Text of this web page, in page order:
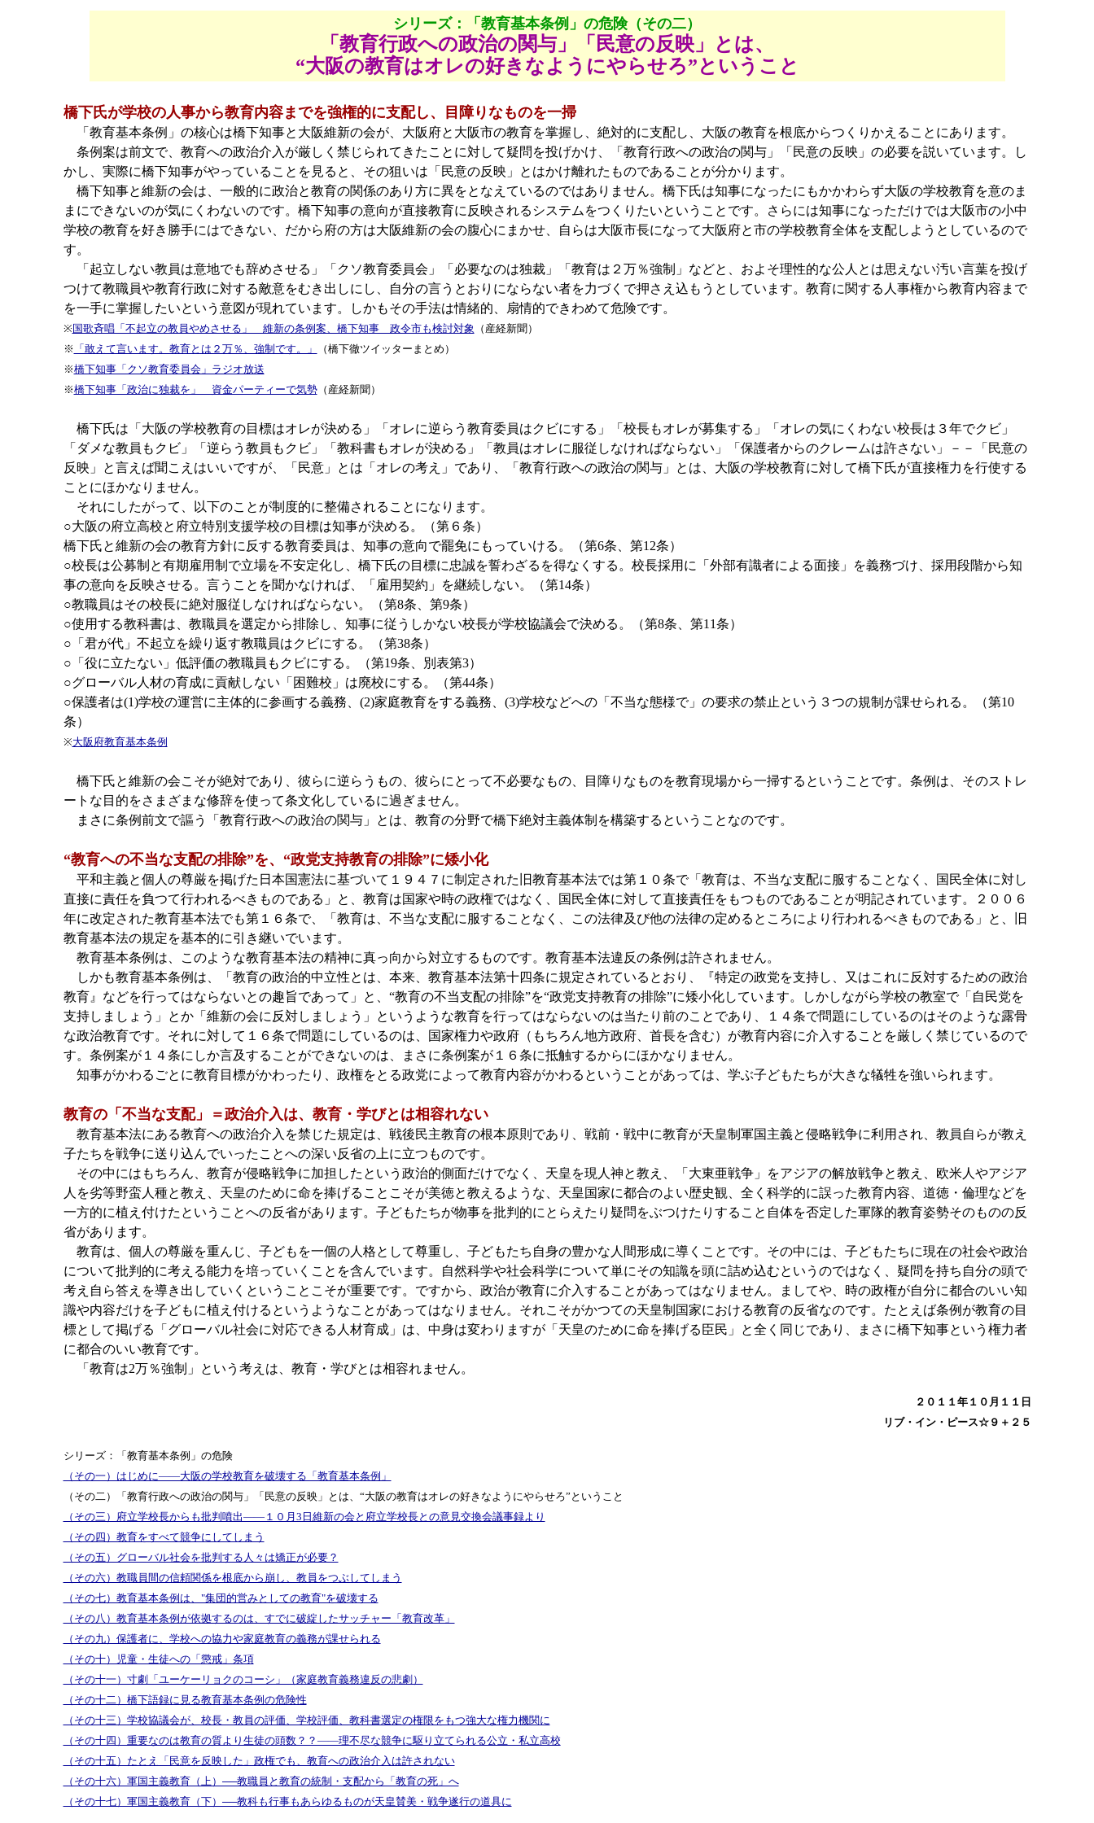
シリーズ：「教育基本条例」の危険（その二）
「教育行政への政治の関与」「民意の反映」とは、
“大阪の教育はオレの好きなようにやらせろ”ということ
橋下氏が学校の人事から教育内容までを強権的に支配し、目障りなものを一掃
「教育基本条例」の核心は橋下知事と大阪維新の会が、大阪府と大阪市の教育を掌握し、絶対的に支配し、大阪の教育を根底からつくりかえることにあります。
条例案は前文で、教育への政治介入が厳しく禁じられてきたことに対して疑問を投げかけ、「教育行政への政治の関与」「民意の反映」の必要を説いています。し
かし、実際に橋下知事がやっていることを見ると、その狙いは「民意の反映」とはかけ離れたものであることが分かります。
橋下知事と維新の会は、一般的に政治と教育の関係のあり方に異をとなえているのではありません。橋下氏は知事になったにもかかわらず大阪の学校教育を意のま
まにできないのが気にくわないのです。橋下知事の意向が直接教育に反映されるシステムをつくりたいということです。さらには知事になっただけでは大阪市の小中
学校の教育を好き勝手にはできない、だから府の方は大阪維新の会の腹心にまかせ、自らは大阪市長になって大阪府と市の学校教育全体を支配しようとしているので
す。
「起立しない教員は意地でも辞めさせる」「クソ教育委員会」「必要なのは独裁」「教育は２万％強制」などと、およそ理性的な公人とは思えない汚い言葉を投げ
つけて教職員や教育行政に対する敵意をむき出しにし、自分の言うとおりにならない者を力づくで押さえ込もうとしています。教育に関する人事権から教育内容まで
を一手に掌握したいという意図が現れています。しかもその手法は情緒的、扇情的できわめて危険です。
※国歌斉唱「不起立の教員やめさせる」 維新の条例案、橋下知事 政令市も検討対象 （産経新聞）
※ 「敢えて言います。教育とは２万％、強制です。」
（橋下徹ツイッターまとめ）
※橋下知事「クソ教育委員会」ラジオ放送
※橋下知事「政治に独裁を」 資金パーティーで気勢（産経新聞）
橋下氏は「大阪の学校教育の目標はオレが決める」「オレに逆らう教育委員はクビにする」「校長もオレが募集する」「オレの気にくわない校長は３年でクビ」
「ダメな教員もクビ」「逆らう教員もクビ」「教科書もオレが決める」「教員はオレに服従しなければならない」「保護者からのクレームは許さない」－－「民意の
反映」と言えば聞こえはいいですが、「民意」とは「オレの考え」であり、「教育行政への政治の関与」とは、大阪の学校教育に対して橋下氏が直接権力を行使する
ことにほかなりません。
それにしたがって、以下のことが制度的に整備されることになります。
○大阪の府立高校と府立特別支援学校の目標は知事が決める。（第６条）
橋下氏と維新の会の教育方針に反する教育委員は、知事の意向で罷免にもっていける。（第6条、第12条）
○校長は公募制と有期雇用制で立場を不安定化し、橋下氏の目標に忠誠を誓わざるを得なくする。校長採用に「外部有識者による面接」を義務づけ、採用段階から知
事の意向を反映させる。言うことを聞かなければ、「雇用契約」を継続しない。（第14条）
○教職員はその校長に絶対服従しなければならない。（第8条、第9条）
○使用する教科書は、教職員を選定から排除し、知事に従うしかない校長が学校協議会で決める。（第8条、第11条）
○「君が代」不起立を繰り返す教職員はクビにする。（第38条）
○「役に立たない」低評価の教職員もクビにする。（第19条、別表第3）
○グローバル人材の育成に貢献しない「困難校」は廃校にする。（第44条）
○保護者は(1)学校の運営に主体的に参画する義務、(2)家庭教育をする義務、(3)学校などへの「不当な態様で」の要求の禁止という３つの規制が課せられる。（第10
条）
※大阪府教育基本条例
橋下氏と維新の会こそが絶対であり、彼らに逆らうもの、彼らにとって不必要なもの、目障りなものを教育現場から一掃するということです。条例は、そのストレ
ートな目的をさまざまな修辞を使って条文化しているに過ぎません。
まさに条例前文で謳う「教育行政への政治の関与」とは、教育の分野で橋下絶対主義体制を構築するということなのです。
“教育への不当な支配の排除”を、“政党支持教育の排除”に矮小化
平和主義と個人の尊厳を掲げた日本国憲法に基づいて１９４７に制定された旧教育基本法では第１０条で「教育は、不当な支配に服することなく、国民全体に対し
直接に責任を負つて行われるべきものである」と、教育は国家や時の政権ではなく、国民全体に対して直接責任をもつものであることが明記されています。２００６
年に改定された教育基本法でも第１６条で、「教育は、不当な支配に服することなく、この法律及び他の法律の定めるところにより行われるべきものである」と、旧
教育基本法の規定を基本的に引き継いでいます。
教育基本条例は、このような教育基本法の精神に真っ向から対立するものです。教育基本法違反の条例は許されません。
しかも教育基本条例は、「教育の政治的中立性とは、本来、教育基本法第十四条に規定されているとおり、『特定の政党を支持し、又はこれに反対するための政治
教育』などを行ってはならないとの趣旨であって」と、“教育の不当支配の排除”を“政党支持教育の排除”に矮小化しています。しかしながら学校の教室で「自民党を
支持しましょう」とか「維新の会に反対しましょう」というような教育を行ってはならないのは当たり前のことであり、１４条で問題にしているのはそのような露骨
な政治教育です。それに対して１６条で問題にしているのは、国家権力や政府（もちろん地方政府、首長を含む）が教育内容に介入することを厳しく禁じているので
す。条例案が１４条にしか言及することができないのは、まさに条例案が１６条に抵触するからにほかなりません。
知事がかわるごとに教育目標がかわったり、政権をとる政党によって教育内容がかわるということがあっては、学ぶ子どもたちが大きな犠牲を強いられます。
教育の「不当な支配」＝政治介入は、教育・学びとは相容れない
教育基本法にある教育への政治介入を禁じた規定は、戦後民主教育の根本原則であり、戦前・戦中に教育が天皇制軍国主義と侵略戦争に利用され、教員自らが教え
子たちを戦争に送り込んでいったことへの深い反省の上に立つものです。
その中にはもちろん、教育が侵略戦争に加担したという政治的側面だけでなく、天皇を現人神と教え、「大東亜戦争」をアジアの解放戦争と教え、欧米人やアジア
人を劣等野蛮人種と教え、天皇のために命を捧げることこそが美徳と教えるような、天皇国家に都合のよい歴史観、全く科学的に誤った教育内容、道徳・倫理などを
一方的に植え付けたということへの反省があります。子どもたちが物事を批判的にとらえたり疑問をぶつけたりすること自体を否定した軍隊的教育姿勢そのものの反
省があります。
教育は、個人の尊厳を重んじ、子どもを一個の人格として尊重し、子どもたち自身の豊かな人間形成に導くことです。その中には、子どもたちに現在の社会や政治
について批判的に考える能力を培っていくことを含んでいます。自然科学や社会科学について単にその知識を頭に詰め込むというのではなく、疑問を持ち自分の頭で
考え自ら答えを導き出していくということこそが重要です。ですから、政治が教育に介入することがあってはなりません。ましてや、時の政権が自分に都合のいい知
識や内容だけを子どもに植え付けるというようなことがあってはなりません。それこそがかつての天皇制国家における教育の反省なのです。たとえば条例が教育の目
標として掲げる「グローバル社会に対応できる人材育成」は、中身は変わりますが「天皇のために命を捧げる臣民」と全く同じであり、まさに橋下知事という権力者
に都合のいい教育です。
「教育は2万％強制」という考えは、教育・学びとは相容れません。
２０１１年１０月１１日
リブ・イン・ピース☆９＋２５
シリーズ：「教育基本条例」の危険
（その一）はじめに――大阪の学校教育を破壊する「教育基本条例」
（その二）「教育行政への政治の関与」「民意の反映」とは、“大阪の教育はオレの好きなようにやらせろ”ということ
（その三）府立学校長からも批判噴出――１０月3日維新の会と府立学校長との意見交換会議事録より
（その四）教育をすべて競争にしてしまう
（その五）グローバル社会を批判する人々は矯正が必要？
（その六）教職員間の信頼関係を根底から崩し、教員をつぶしてしまう
（その七）教育基本条例は、"集団的営みとしての教育"を破壊する
（その八）教育基本条例が依拠するのは、すでに破綻したサッチャー「教育改革」
（その九）保護者に、学校への協力や家庭教育の義務が課せられる
（その十）児童・生徒への「懲戒」条項
（その十一）寸劇「ユーケーリョクのコーシ」（家庭教育義務違反の悲劇）
（その十二）橋下語録に見る教育基本条例の危険性
（その十三）学校協議会が、校長・教員の評価、学校評価、教科書選定の権限をもつ強大な権力機関に
（その十四）重要なのは教育の質より生徒の頭数？？――理不尽な競争に駆り立てられる公立・私立高校
（その十五）たとえ「民意を反映した」政権でも、教育への政治介入は許されない
（その十六）軍国主義教育（上）──教職員と教育の統制・支配から「教育の死」へ
（その十七）軍国主義教育（下）──教科も行事もあらゆるものが天皇賛美・戦争遂行の道具に